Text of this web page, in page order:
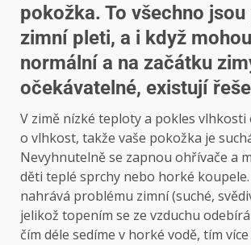
pokožka. To všechno
zimní pleti, a i když
normální a na začátku
očekávatelné, existují
V zimě nízké teploty a pokles vlhkosti
o vlhkost, takže vaše pokožka je
Nevyhnutelně se zapnou ohřívače a
děti teplé sprchy nebo horké
nahrává problému zimní (suché,
jelikož topením se ze vzduchu
čím déle sedíme v horké vodě, tím